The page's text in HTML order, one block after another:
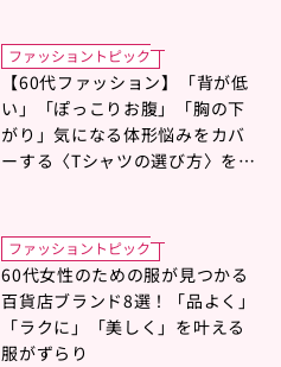
ファッショントピック
【60代ファッション】「背が低
い」「ぽっこりお腹」「胸の下
がり」気になる体形悩みをカバ
ーする〈Tシャツの選び方〉をス
ファッショントピック
60代女性のための服が見つかる
百貨店ブランド8選！「品よく」
「ラクに」「美しく」を叶える
服がずらり